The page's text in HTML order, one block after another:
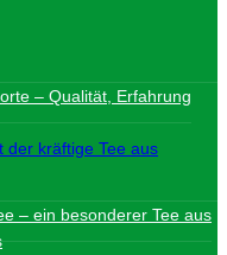
– Qualität, Erfahrung
der kräftige Tee aus
– ein besonderer Tee aus